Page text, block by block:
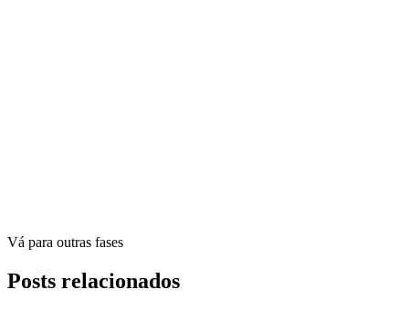
Vá para outras fases
Posts relacionados